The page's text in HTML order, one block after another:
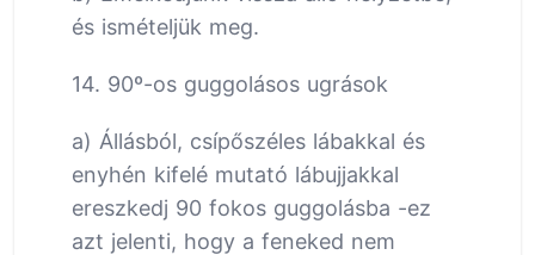
és ismételjük meg.
14. 90º-os guggolásos ugrások
a) Állásból, csípőszéles lábakkal és
enyhén kifelé mutató lábujjakkal
ereszkedj 90 fokos guggolásba -ez
azt jelenti, hogy a feneked nem